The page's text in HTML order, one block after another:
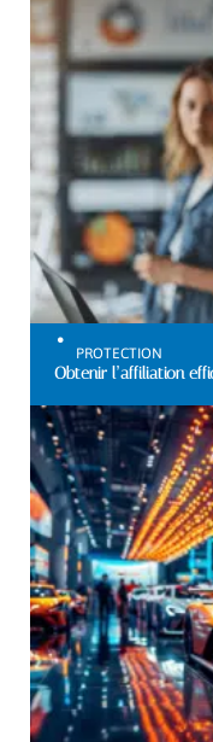
PROTECTION
Obtenir l’affiliation